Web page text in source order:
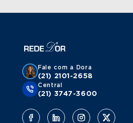
Fale com a Dora
(21) 2101-2658
Central
(21) 3747-3600